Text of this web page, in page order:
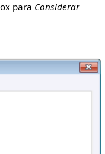
para Considerar